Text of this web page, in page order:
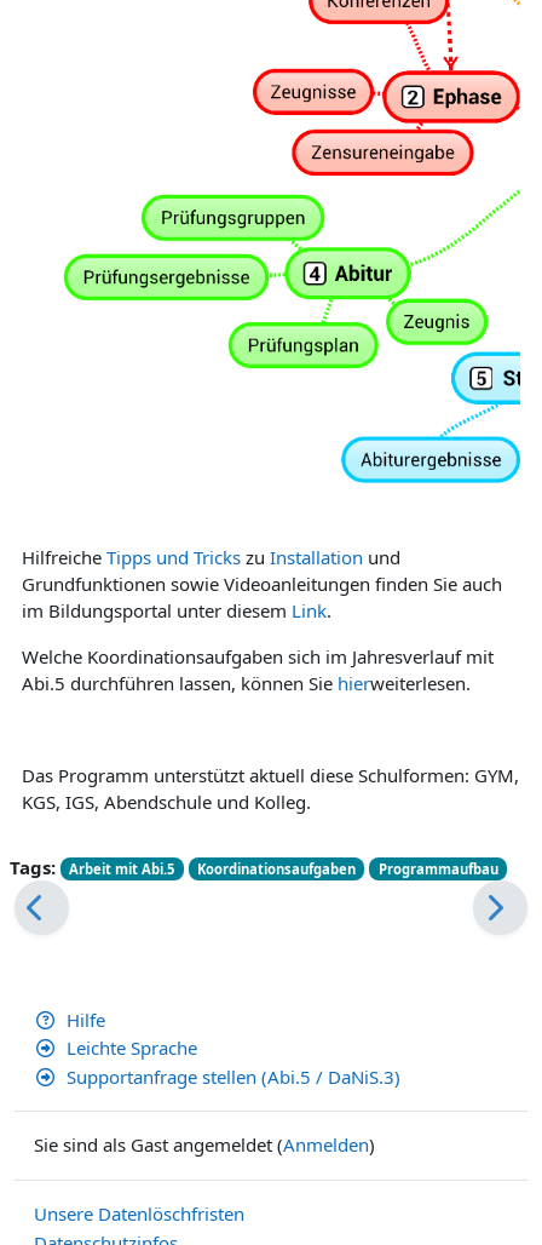
Hilfreiche Tipps und Tricks zu Installation und
Grundfunktionen sowie Videoanleitungen finden Sie auch
im Bildungsportal unter diesem Link.
Welche Koordinationsaufgaben sich im Jahresverlauf mit
Abi.5 durchführen lassen, können Sie hierweiterlesen.
Das Programm unterstützt aktuell diese Schulformen: GYM,
KGS, IGS, Abendschule und Kolleg.
Tags: Arbeit mit Abi.5 Koordinationsaufgaben Programmaufbau
Hilfe
Leichte Sprache
Supportanfrage stellen (Abi.5 / DaNiS.3)
Sie sind als Gast angemeldet (Anmelden)
Unsere Datenlöschfristen